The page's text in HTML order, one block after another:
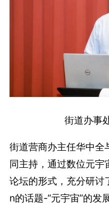
街道办事
街道营商办主任华中
同主持，通过数位元
论坛的形式，充分研讨
n的话题-“元宇宙”的发